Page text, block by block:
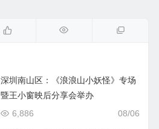
深圳南山区：《浪浪山小妖怪》专场
暨王小窗映后分享会举办
08/06
6,886